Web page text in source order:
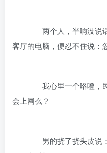
两个人，半响没说
客厅的电脑，便忍不住说：
我心里一个咯噔，
会上网么？
男的挠了挠头皮说